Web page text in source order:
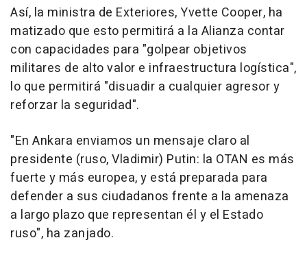
Así, la ministra de Exteriores, Yvette Cooper, ha
matizado que esto permitirá a la Alianza contar
con capacidades para "golpear objetivos
militares de alto valor e infraestructura logística",
lo que permitirá "disuadir a cualquier agresor y
reforzar la seguridad".
"En Ankara enviamos un mensaje claro al
presidente (ruso, Vladimir) Putin: la OTAN es más
fuerte y más europea, y está preparada para
defender a sus ciudadanos frente a la amenaza
a largo plazo que representan él y el Estado
ruso", ha zanjado.